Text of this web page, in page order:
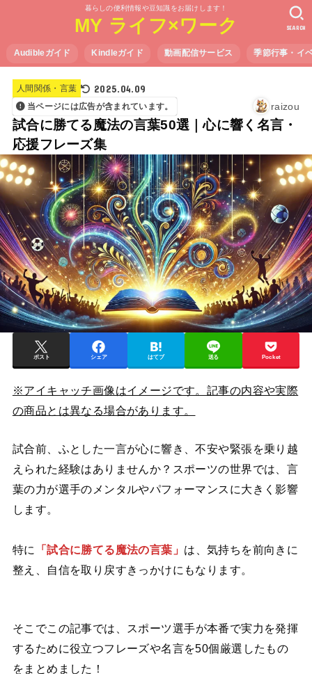
暮らしの便利情報や豆知識をお届けします！
MY ライフ×ワーク
Audibleガイド Kindleガイド 動画配信サービス 季節行事・イ
SEARCH
人間関係・言葉 2025.04.09
当ページには広告が含まれています。 raizou
試合に勝てる魔法の言葉50選｜心に響く名言・
応援フレーズ集
ポスト シェア はてブ 送る Pocket
※アイキャッチ画像はイメージです。記事の内容や実際
の商品とは異なる場合があります。
試合前、ふとした一言が心に響き、不安や緊張を乗り越
えられた経験はありませんか？スポーツの世界では、言
葉の力が選手のメンタルやパフォーマンスに大きく影響
します。
特に 「試合に勝てる魔法の言葉」 は、気持ちを前向きに
整え、自信を取り戻すきっかけにもなります。
そこでこの記事では、
スポーツ選手が本番で実力を発揮
するために役立つフレーズや名言を50個厳選したもの
をまとめました！